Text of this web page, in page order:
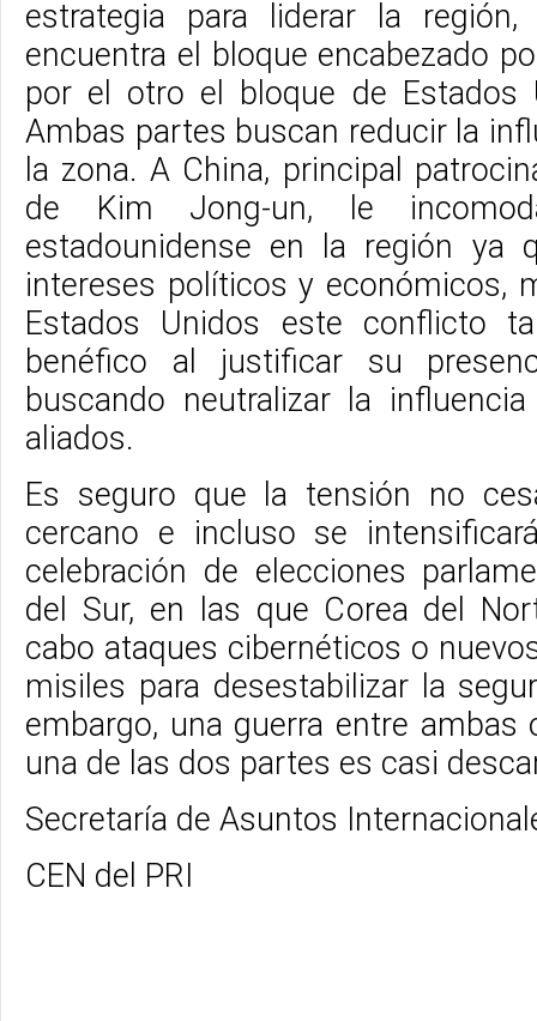
estrategia para liderar la
encuentra el bloque encabezado
por el otro el bloque de Estados
Ambas partes buscan reducir la
la zona. A China, principal
de Kim Jong-un, le
estadounidense en la región ya
intereses políticos y económicos,
Estados Unidos este conflicto
benéfico al justificar su
buscando neutralizar la
aliados.
Es seguro que la tensión no
cercano e incluso se
celebración de elecciones
del Sur, en las que Corea del
cabo ataques cibernéticos o
misiles para desestabilizar la
embargo, una guerra entre ambas
una de las dos partes es casi
Secretaría de Asuntos
CEN del PRI